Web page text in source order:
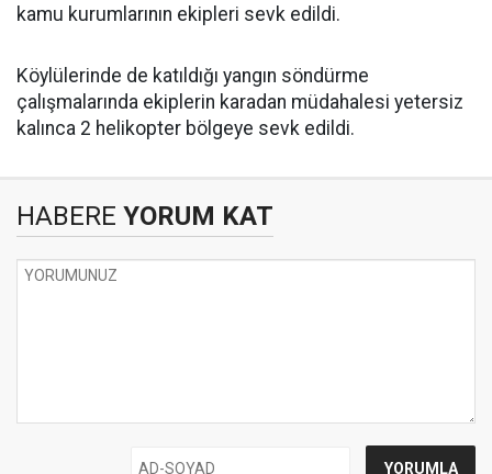
kamu kurumlarının ekipleri sevk edildi.
Köylülerinde de katıldığı yangın söndürme
çalışmalarında ekiplerin karadan müdahalesi yetersiz
kalınca 2 helikopter bölgeye sevk edildi.
HABERE YORUM KAT